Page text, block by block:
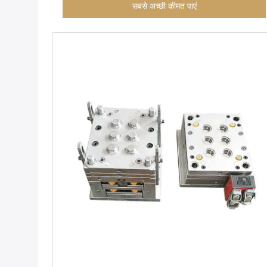
सबसे अच्छी कीमत पाएं